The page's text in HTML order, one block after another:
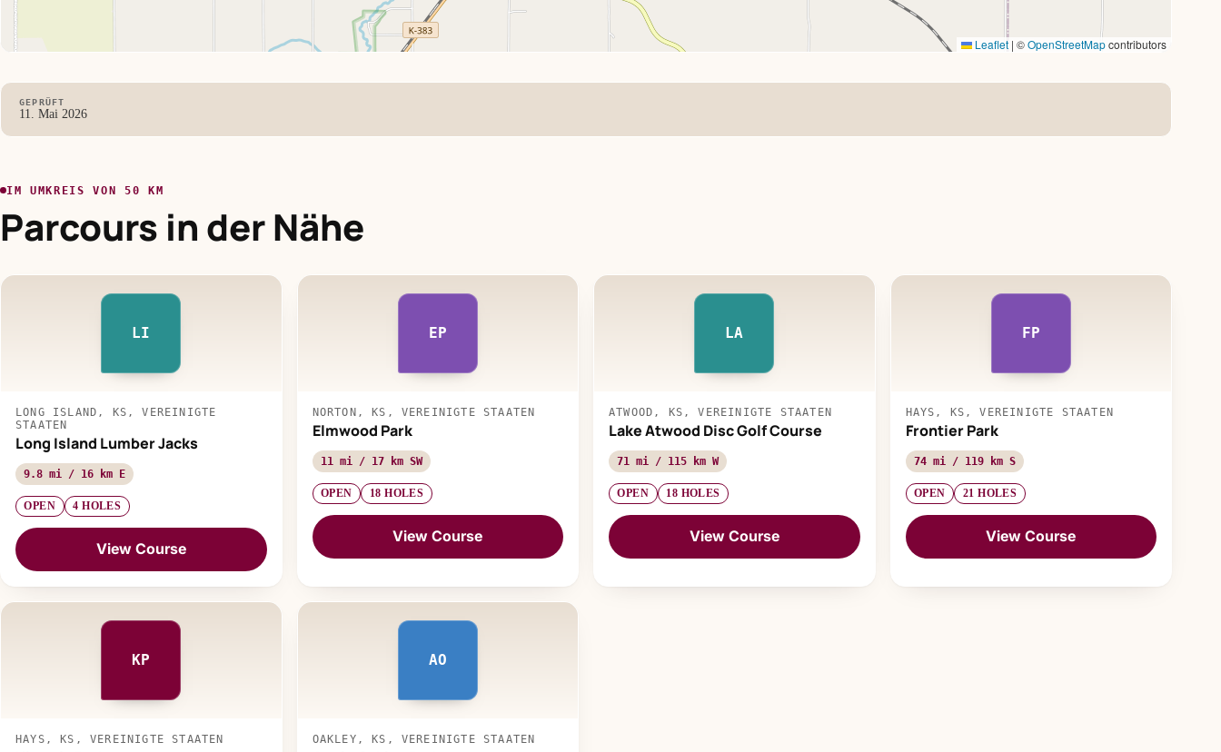
Leaflet | ©OpenStreetMapcontributors
GEPRÜFT
11. Mai 2026
IM UMKREIS VON 50 KM
Parcours in der Nähe
LI
LONG ISLAND, KS, VEREINIGTE
STAATEN
Long Island Lumber Jacks
9.8 mi / 16 km E
OPEN 4 HOLES
View Course
EP
NORTON, KS, VEREINIGTE STAATEN
Elmwood Park
11 mi / 17 km SW
OPEN 18 HOLES
View Course
LA
ATWOOD, KS, VEREINIGTE STAATEN
Lake Atwood Disc Golf Course
71 mi / 115 km W
OPEN 18 HOLES
View Course
FP
HAYS, KS, VEREINIGTE STAATEN
Frontier Park
74 mi / 119 km S
OPEN 21 HOLES
View Course
KP
HAYS, KS, VEREINIGTE STAATEN
AO
OAKLEY, KS, VEREINIGTE STAATEN